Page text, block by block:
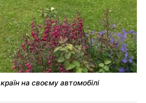
на своєму автомобілі